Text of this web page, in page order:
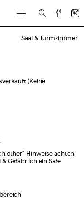
Saal & Turmzimmer
(Keine
other“-Hinweise achten.
Gefährlich ein Safe